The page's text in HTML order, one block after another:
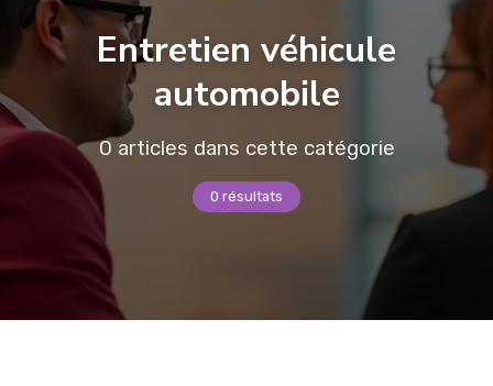
Entretien véhicule
automobile
0 articles dans cette catégorie
0 résultats